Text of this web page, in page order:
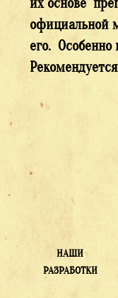
официальной
его.
НАШИ
РАЗРАБОТКИ